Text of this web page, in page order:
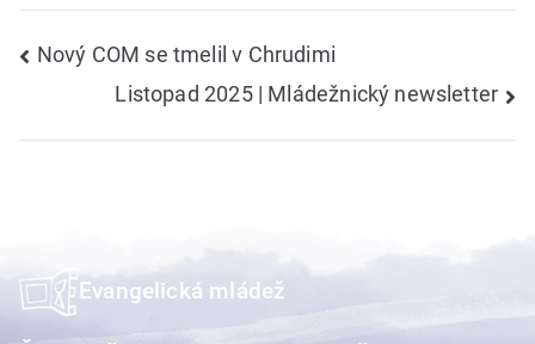
Navigace
Nový COM se tmelil v Chrudimi
Listopad 2025 | Mládežnický newsletter
Evangelická mládež